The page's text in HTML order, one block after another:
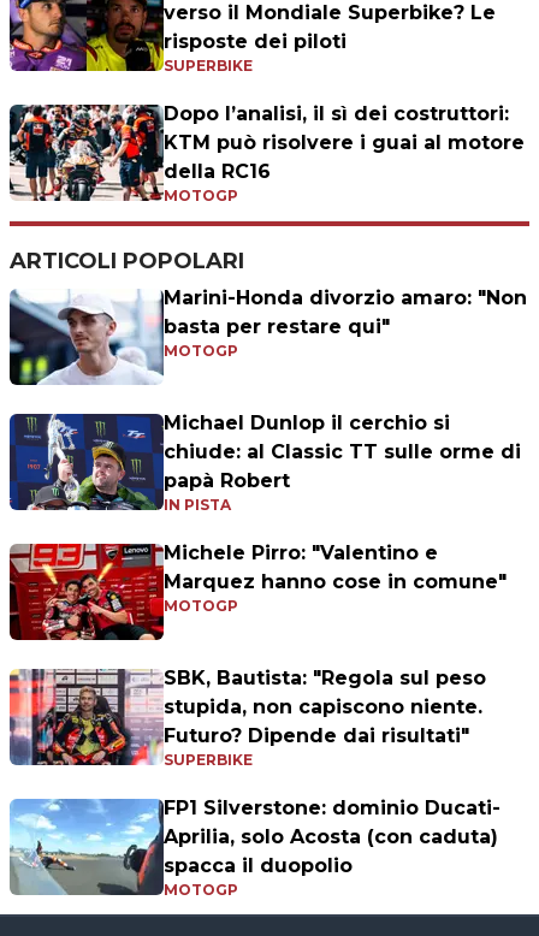
verso il Mondiale Superbike? Le
risposte dei piloti
SUPERBIKE
Dopo l’analisi, il sì dei costruttori:
KTM può risolvere i guai al motore
della RC16
MOTOGP
ARTICOLI POPOLARI
Marini-Honda divorzio amaro: "Non
basta per restare qui"
MOTOGP
Michael Dunlop il cerchio si
chiude: al Classic TT sulle orme di
papà Robert
IN PISTA
Michele Pirro: "Valentino e
Marquez hanno cose in comune"
MOTOGP
SBK, Bautista: "Regola sul peso
stupida, non capiscono niente.
Futuro? Dipende dai risultati"
SUPERBIKE
FP1 Silverstone: dominio Ducati-
Aprilia, solo Acosta (con caduta)
spacca il duopolio
MOTOGP